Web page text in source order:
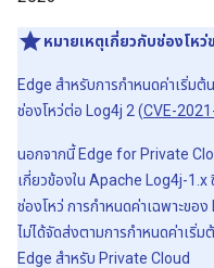
หมายเหตุเกี่ยวกับช่องโห
Edge สำหรับการกำหนดค่าเริ่ม
ช่องโหว่ต่อ Log4j 2 (CVE-
นอกจากนี้ Edge for Private
เกี่ยวข้องใน Apache Log4j-
ช่องโหว่ การกำหนดค่าเฉพาะขอ
ไม่ได้จัดส่งตามการกำหนดค่าเริ่ม
Edge สำหรับ Private Cloud